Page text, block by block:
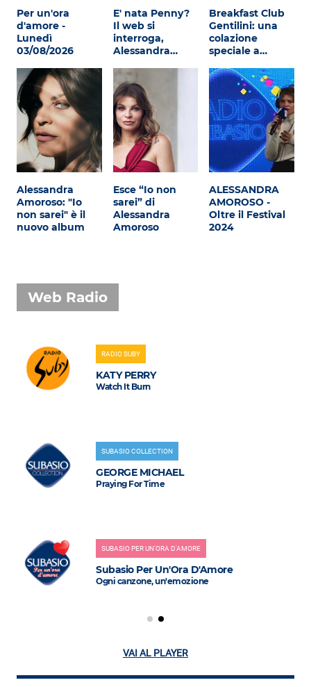
Per un'ora
d'amore -
Lunedì
03/08/2026
E' nata Penny?
Il web si
interroga,
Alessandra…
Breakfast Club
Gentilini: una
colazione
speciale a…
Alessandra
Amoroso: "Io
non sarei" è il
nuovo album
Esce “Io non
sarei” di
Alessandra
Amoroso
ALESSANDRA
AMOROSO -
Oltre il Festival
2024
Web Radio
RADIO SUBY
KATY PERRY
Watch It Burn
SUBASIO COLLECTION
GEORGE MICHAEL
Praying For Time
SUBASIO PER UN'ORA D'AMORE
Subasio Per Un'Ora D'Amore
Ogni canzone, un'emozione
VAI AL PLAYER